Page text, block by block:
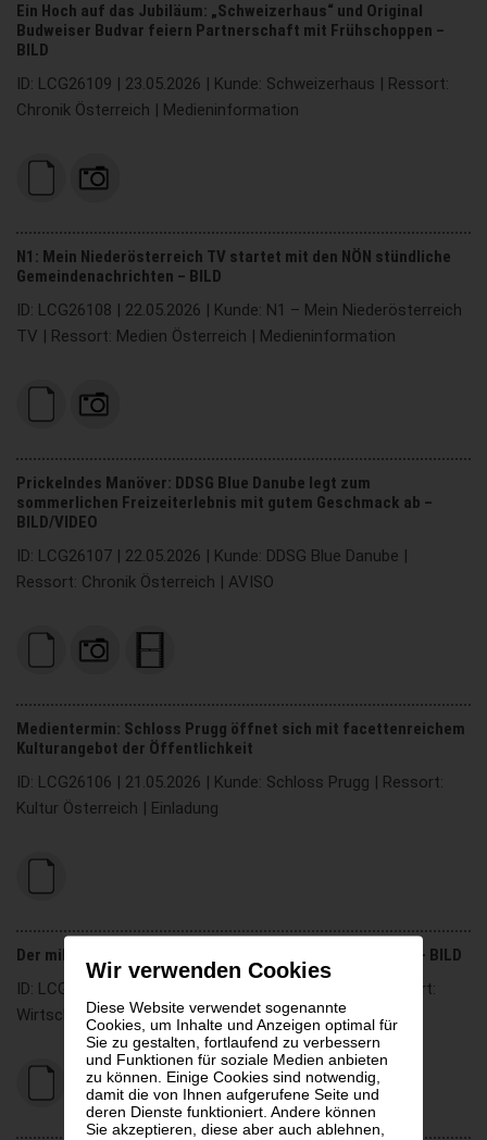
Wir verwenden Cookies
Diese Website verwendet sogenannte
Cookies, um Inhalte und Anzeigen optimal für
Sie zu gestalten, fortlaufend zu verbessern
und Funktionen für soziale Medien anbieten
zu können. Einige Cookies sind notwendig,
damit die von Ihnen aufgerufene Seite und
deren Dienste funktioniert. Andere können
Sie akzeptieren, diese aber auch ablehnen,
Ein Hoch auf das Jubiläum: „Schweizerhaus“ und Original
Budweiser Budvar feiern Partnerschaft mit Frühschoppen –
BILD
ID: LCG26109 | 23.05.2026 | Kunde: Schweizerhaus | Ressort:
Chronik Österreich | Medieninformation
N1: Mein Niederösterreich TV startet mit den NÖN stündliche
Gemeindenachrichten – BILD
ID: LCG26108 | 22.05.2026 | Kunde: N1 – Mein Niederösterreich
TV | Ressort: Medien Österreich | Medieninformation
Prickelndes Manöver: DDSG Blue Danube legt zum
sommerlichen Freizeiterlebnis mit gutem Geschmack ab –
BILD/VIDEO
ID: LCG26107 | 22.05.2026 | Kunde: DDSG Blue Danube |
Ressort: Chronik Österreich | AVISO
Medientermin: Schloss Prugg öffnet sich mit facettenreichem
Kulturangebot der Öffentlichkeit
ID: LCG26106 | 21.05.2026 | Kunde: Schloss Prugg | Ressort:
Kultur Österreich | Einladung
Der millionenschwere Wert des persönlichen Netzwerks – BILD
ID: LCG26105 | 20.05.2026 | Kunde: Hankus3sixty | Ressort:
Wirtschaft Österreich | Medieninformation